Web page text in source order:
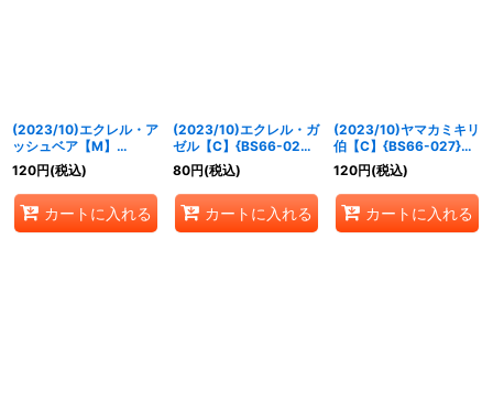
(2023/10)エクレル・ア
ッシュベア【M】
{BS66-025}《緑》
120円(税込)
カートに入れる
(2023/10)エクレル・ガ
ゼル【C】{BS66-026}
《緑》
80円(税込)
カートに入れる
(2023/10)ヤマカミキリ
伯【C】{BS66-027}
《緑》
120円(税込)
カートに入れる